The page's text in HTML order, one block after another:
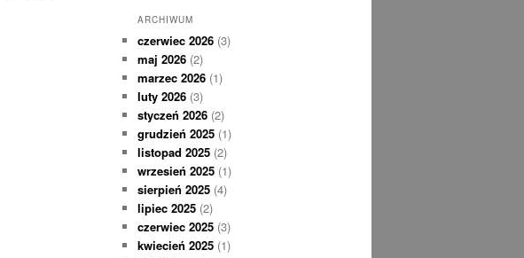
ARCHIWUM
czerwiec 2026 (3)
maj 2026 (2)
marzec 2026 (1)
luty 2026 (3)
styczeń 2026 (2)
grudzień 2025 (1)
listopad 2025 (2)
wrzesień 2025 (1)
sierpień 2025 (4)
lipiec 2025 (2)
czerwiec 2025 (3)
kwiecień 2025 (1)